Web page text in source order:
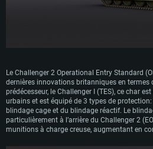
Le Challenger 2 Operational Entry Standard
dernières innovations britanniques en termes
prédécesseur, le Challenger I (TES), ce char
urbains et est équipé de 3 types de
blindage cage et du blindage réactif. Le
particulièrement à l’arrière du Challenger 2
munitions à charge creuse, augmentant en